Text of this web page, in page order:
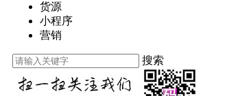
货源
小程序
营销
搜索